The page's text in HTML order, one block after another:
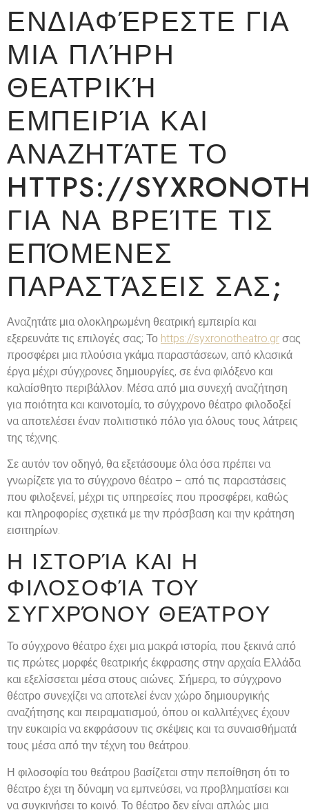
ΕΝΔΙΑΦΈΡΕΣΤΕ ΓΙΑ
ΜΙΑ ΠΛΉΡΗ
ΘΕΑΤΡΙΚΉ
ΕΜΠΕΙΡΊΑ ΚΑΙ
ΑΝΑΖΗΤΆΤΕ ΤΟ
HTTPS://
ΓΙΑ ΝΑ ΒΡΕΊΤΕ ΤΙΣ
ΕΠΌΜΕΝΕΣ
ΠΑΡΑΣΤΆΣΕΙΣ ΣΑΣ;
Αναζητάτε μια ολοκληρωμένη θεατρική εμπειρία και
εξερευνάτε τις επιλογές σας; Το https://syxronotheatro.grσας
προσφέρει μια πλούσια γκάμα παραστάσεων, από κλασικά
έργα μέχρι σύγχρονες δημιουργίες, σε ένα φιλόξενο και
καλαίσθητο περιβάλλον. Μέσα από μια συνεχή αναζήτηση
για ποιότητα και καινοτομία, το σύγχρονο θέατρο φιλοδοξεί
να αποτελέσει έναν πολιτιστικό πόλο για όλους τους λάτρεις
της τέχνης.
Σε αυτόν τον οδηγό, θα εξετάσουμε όλα όσα πρέπει να
γνωρίζετε για το σύγχρονο θέατρο – από τις παραστάσεις
που φιλοξενεί, μέχρι τις υπηρεσίες που προσφέρει, καθώς
και πληροφορίες σχετικά με την πρόσβαση και την κράτηση
εισιτηρίων.
Η ΙΣΤΟΡΊΑ ΚΑΙ Η
ΦΙΛΟΣΟΦΊΑ ΤΟΥ
ΣΥΓΧΡΌΝΟΥ ΘΕΆΤΡΟΥ
Το σύγχρονο θέατρο έχει μια μακρά ιστορία, που ξεκινά από
τις πρώτες μορφές θεατρικής έκφρασης στην αρχαία Ελλάδα
και εξελίσσεται μέσα στους αιώνες. Σήμερα, το σύγχρονο
θέατρο συνεχίζει να αποτελεί έναν χώρο δημιουργικής
αναζήτησης και πειραματισμού, όπου οι καλλιτέχνες έχουν
την ευκαιρία να εκφράσουν τις σκέψεις και τα συναισθήματά
τους μέσα από την τέχνη του θεάτρου.
Η φιλοσοφία του θεάτρου βασίζεται στην πεποίθηση ότι το
θέατρο έχει τη δύναμη να εμπνεύσει, να προβληματίσει και
να συγκινήσει το κοινό. Το θέατρο δεν είναι απλώς μια